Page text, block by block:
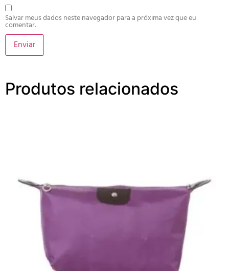
Salvar meus dados neste navegador para a próxima vez que eu
comentar.
Produtos relacionados